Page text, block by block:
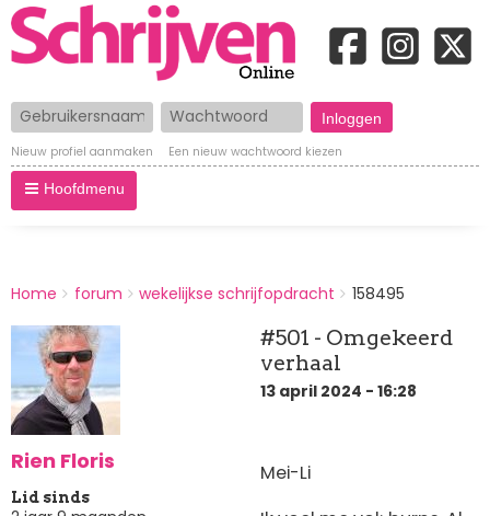
Gebruikersnaam Wachtwoord
Nieuw profiel aanmaken Een nieuw wachtwoord kiezen
Hoofdmenu
BREADCRUMBS
You
here:
Home forum wekelijkse schrijfopdracht 158495
Rien Floris
Lid sinds
#501 - Omgekeerd
verhaal
13 april 2024 - 16:28
Mei-Li